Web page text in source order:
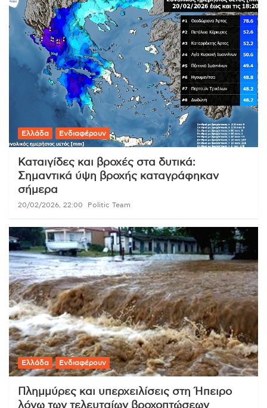
Ελλάδα Ενδιαφέρουν
Καταιγίδες και βροχές στα δυτικά:
Σημαντικά ύψη βροχής καταγράφηκαν
σήμερα
20/02/2026, 22:00 Politic Team
Ελλάδα Ενδιαφέρουν
Πλημμύρες και υπερχειλίσεις στη Ήπειρο
λόγω των τελευταίων βροχοπτώσεων